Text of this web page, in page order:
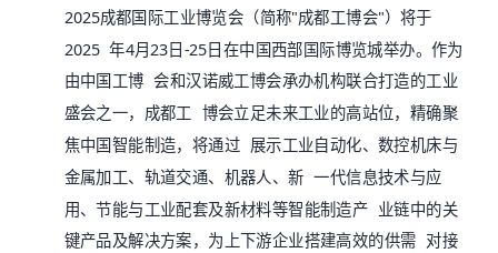
2025成都国际工业博览会（简称"成都工博会"）将于
2025 年4月23日-25日在中国西部国际博览城举办。作为
由中国工博 会和汉诺威工博会承办机构联合打造的工业
盛会之一，成都工 博会立足未来工业的高站位，精确聚
焦中国智能制造，将通过 展示工业自动化、数控机床与
金属加工、轨道交通、机器人、新 一代信息技术与应
用、节能与工业配套及新材料等智能制造产 业链中的关
键产品及解决方案，为上下游企业搭建高效的供需 对接